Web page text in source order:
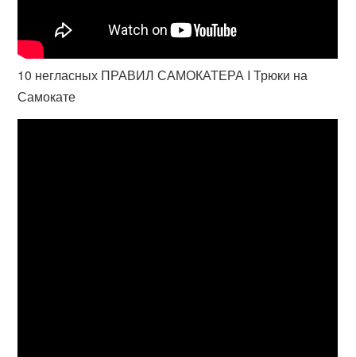
10 негласных ПРАВИЛ САМОКАТЕРА I Трюки на
Самокате